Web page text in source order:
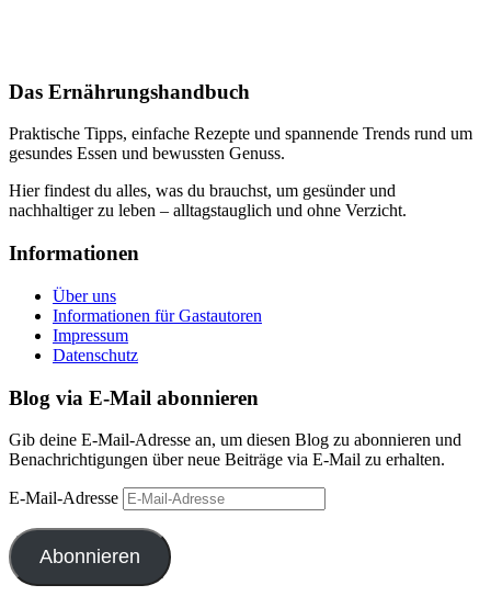
Das Ernährungshandbuch
Praktische Tipps, einfache Rezepte und spannende Trends rund um
gesundes Essen und bewussten Genuss.
Hier findest du alles, was du brauchst, um gesünder und
nachhaltiger zu leben – alltagstauglich und ohne Verzicht.
Informationen
Über uns
Informationen für Gastautoren
Impressum
Datenschutz
Blog via E-Mail abonnieren
Gib deine E-Mail-Adresse an, um diesen Blog zu abonnieren und
Benachrichtigungen über neue Beiträge via E-Mail zu erhalten.
E-Mail-Adresse
Abonnieren